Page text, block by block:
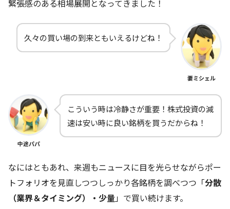
緊張感のある相場展開となってきました！
久々の買い場の到来ともいえるけどね！
妻ミシェル
中途パパ
こういう時は冷静さが重要！株式投資の減
速は安い時に良い銘柄を買うだからね！
なにはともあれ、来週もニュースに目を光らせながらポー
トフォリオを見直しつつしっかり各銘柄を調べつつ「分散
（業界＆タイミング）・少量」で買い続けます。